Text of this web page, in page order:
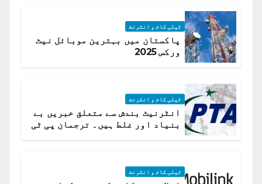
ٹیلی کام و انٹرنٹ
پاکستان میں بہترین موبائل نیٹ
ورکس 2025
ٹیلی کام و انٹرنٹ
انٹرنیٹ بندش سے متعلق خبریں بے
بنیاد اور غلط ہیں۔ ترجمان پی ٹی
ٹیلی کام و انٹرنٹ